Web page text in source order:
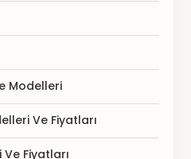
Modelleri
Ve Fiyatları
Fiyatları